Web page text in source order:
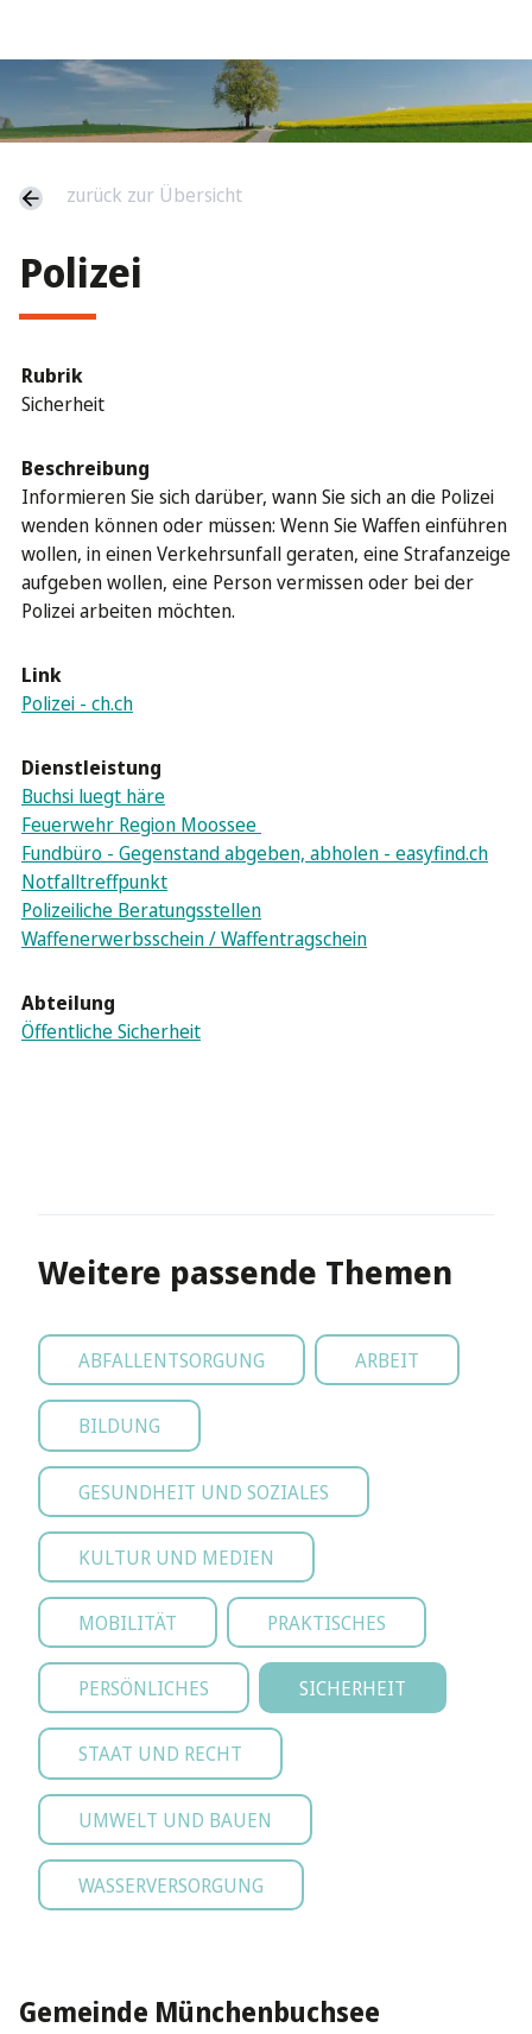
zurück zur Übersicht
Polizei
Rubrik
Sicherheit
Beschreibung
Informieren Sie sich darüber, wann Sie sich an die Polizei
wenden können oder müssen: Wenn Sie Waffen einführen
wollen, in einen Verkehrsunfall geraten, eine Strafanzeige
aufgeben wollen, eine Person vermissen oder bei der
Polizei arbeiten möchten.
Link
Polizei - ch.ch
Dienstleistung
Buchsi luegt häre
Feuerwehr Region Moossee
Fundbüro - Gegenstand abgeben, abholen - easyfind.ch
Notfalltreffpunkt
Polizeiliche Beratungsstellen
Waffenerwerbsschein / Waffentragschein
Abteilung
Öffentliche Sicherheit
Weitere passende Themen
ABFALLENTSORGUNG ARBEIT
BILDUNG
GESUNDHEIT UND SOZIALES
KULTUR UND MEDIEN
MOBILITÄT PRAKTISCHES
PERSÖNLICHES SICHERHEIT
STAAT UND RECHT
UMWELT UND BAUEN
WASSERVERSORGUNG
Gemeinde Münchenbuchsee